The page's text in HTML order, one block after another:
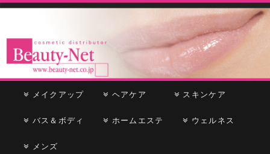
Beauty-Net
cosmetic distributor
メ
イ
ン
サ
ブ
コ
メイクアップ ヘアケア スキンケア
バス＆ボディ ホームエステ ウェルネス
メンズ